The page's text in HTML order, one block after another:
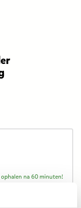
ophalen na 60 minuten!